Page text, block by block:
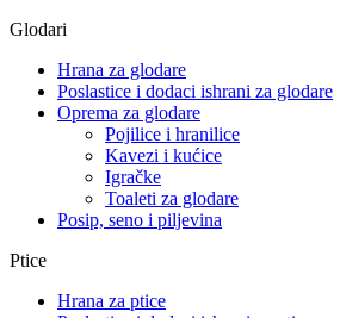
Glodari
Hrana za glodare
Poslastice i dodaci ishrani za glodare
Oprema za glodare
Pojilice i hranilice
Kavezi i kućice
Igračke
Toaleti za glodare
Posip, seno i piljevina
Ptice
Hrana za ptice